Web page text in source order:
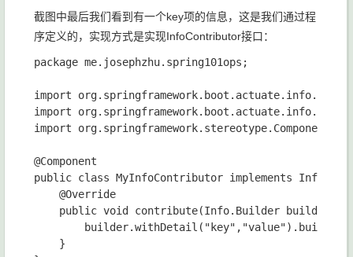
截图中最后我们看到有一个key项的信息，这是我们通过程
序定义的，实现方式是实现InfoContributor接口：
package me.josephzhu.spring101ops;
import org.springframework.boot.actuate.info.Info;
import
import org.springframework.stereotype.Component;
@Component
public class MyInfoContributor implements
    @Override
    public void contribute(Info.Builder builder) {
        builder.withDetail("key","value").build();
    }